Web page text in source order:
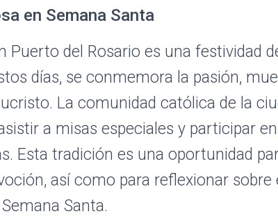
en Semana Santa
Puerto del Rosario es una festividad
días, se conmemora la pasión,
La comunidad católica de la
a misas especiales y participar
Esta tradición es una oportunidad
así como para reflexionar sobre
Santa.